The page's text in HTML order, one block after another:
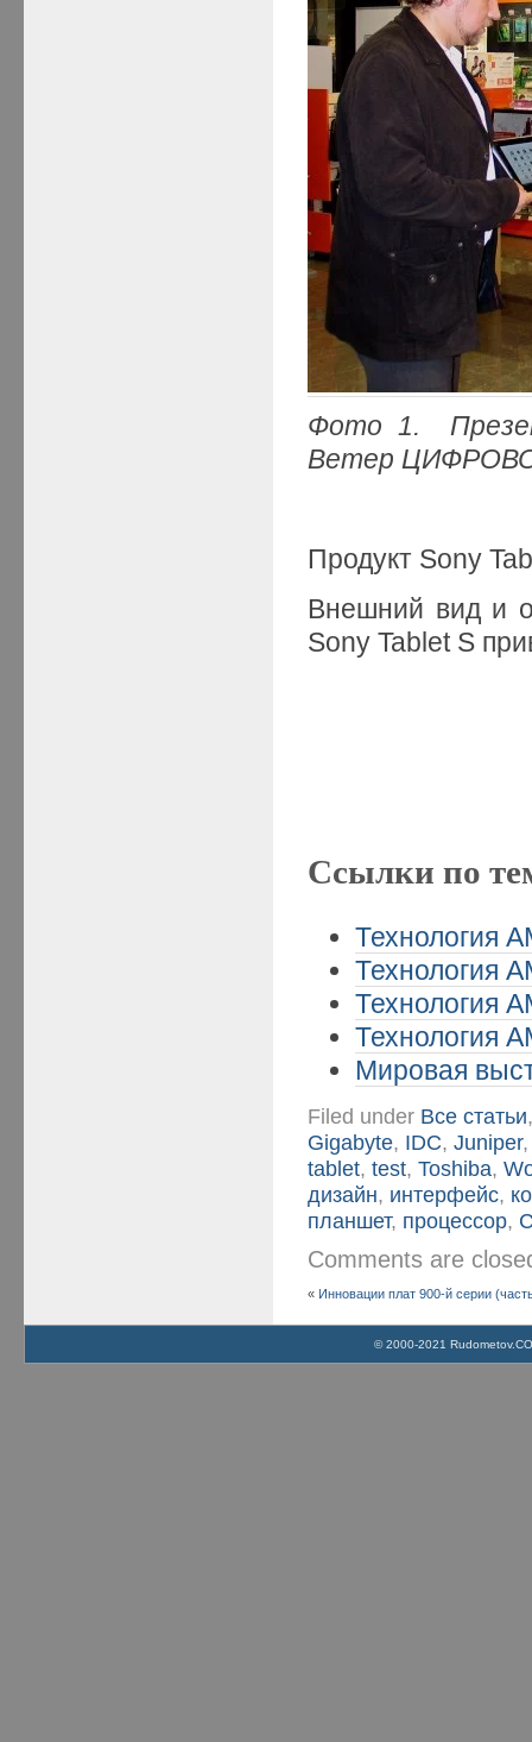
Фото 1.
Ветер
Продукт Sony
Внешний вид и
Sony Tablet S
Ссылки по
Технология
Технология
Технология
Технология
Мировая
Filed under Все статьи
Gigabyte, IDC,Juniper
tablet,test,Toshiba,
дизайн, интерфейс,
планшет, процессор,
Comments are
« Инновации плат 900-й серии
© 2000-2021